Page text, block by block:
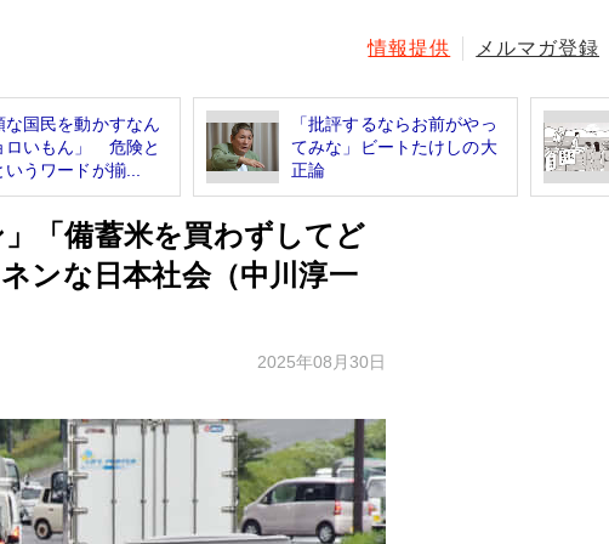
情報提供 メルマガ登録
な国民を動かすなん
ロいもん」 危険と
いうワードが揃...
「批評するならお前がやっ
てみな」ビートたけしの大
正論
「備蓄米を買わずしてど
ンな日本社会（中川淳一
2025年08月30日